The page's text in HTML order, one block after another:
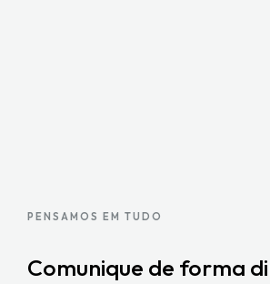
PENSAMOS EM TUDO
Comunique de forma